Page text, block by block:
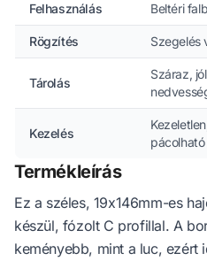
Felhasználás Beltéri
Rögzítés Szegelés
Tárolás
Száraz,
Kezelés
Termékleírás
Ez a széles, 19x146mm-es
készül, fózolt C profillal. A
keményebb, mint a luc, ezért